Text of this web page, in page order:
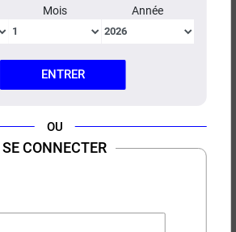
Mois Année
ENTRER
OU
SE CONNECTER
Q16 FF V2
Q16 Pro Plus